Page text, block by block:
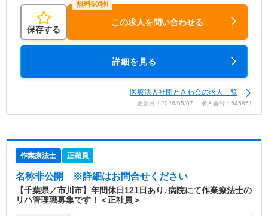
保存する
この求人を問い合わせる
詳細を見る
医療法人社団ときわ会の求人一覧
更新日：2026/05/07 求人番号：545851
作業療法士 正職員
名称非公開 ※詳細はお問合せください
【千葉県／市川市】年間休日121日あり♪病院にて作業療法士の
リハ管理職募集です！＜正社員＞